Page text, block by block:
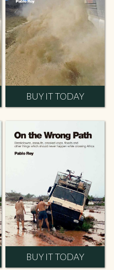
BUY IT TODAY
BUY IT TODAY